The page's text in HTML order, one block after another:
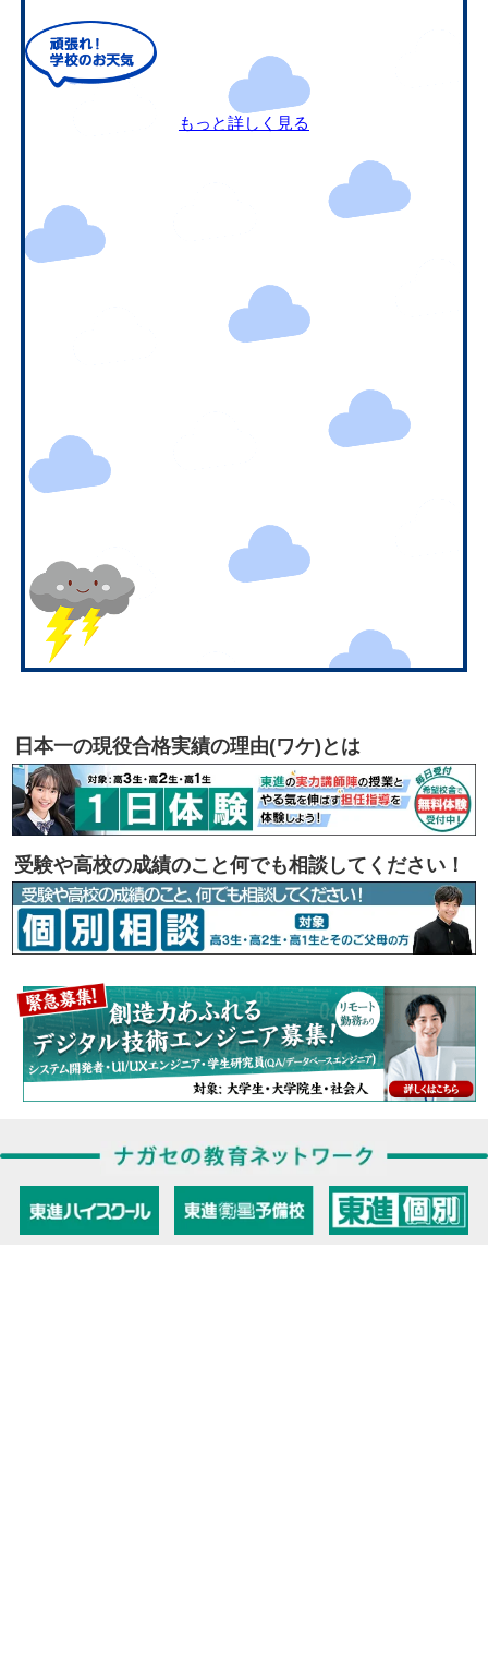
もっと詳しく見る
日本一の現役合格実績の理由(ワケ)とは
受験や高校の成績のこと何でも相談してください！